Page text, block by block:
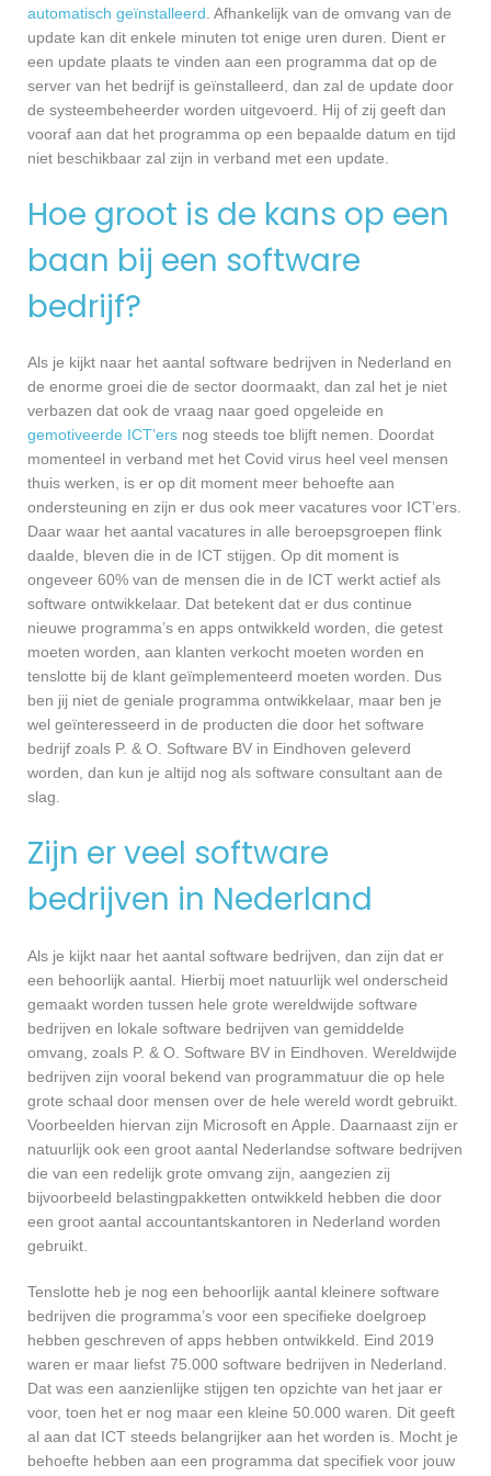
automatisch geïnstalleerd . Afhankelijk van de omvang van de
update kan dit enkele minuten tot enige uren duren. Dient er
een update plaats te vinden aan een programma dat op de
server van het bedrijf is geïnstalleerd, dan zal de update door
de systeembeheerder worden uitgevoerd. Hij of zij geeft dan
vooraf aan dat het programma op een bepaalde datum en tijd
niet beschikbaar zal zijn in verband met een update.
Hoe groot is de kans op een
baan bij een software
bedrijf?
Als je kijkt naar het aantal software bedrijven in Nederland en
de enorme groei die de sector doormaakt, dan zal het je niet
verbazen dat ook de vraag naar goed opgeleide en
gemotiveerde ICT’ers nog steeds toe blijft nemen. Doordat
momenteel in verband met het Covid virus heel veel mensen
thuis werken, is er op dit moment meer behoefte aan
ondersteuning en zijn er dus ook meer vacatures voor ICT’ers.
Daar waar het aantal vacatures in alle beroepsgroepen flink
daalde, bleven die in de ICT stijgen. Op dit moment is
ongeveer 60% van de mensen die in de ICT werkt actief als
software ontwikkelaar. Dat betekent dat er dus continue
nieuwe programma’s en apps ontwikkeld worden, die getest
moeten worden, aan klanten verkocht moeten worden en
tenslotte bij de klant geïmplementeerd moeten worden. Dus
ben jij niet de geniale programma ontwikkelaar, maar ben je
wel geïnteresseerd in de producten die door het software
bedrijf zoals P. & O. Software BV in Eindhoven geleverd
worden, dan kun je altijd nog als software consultant aan de
slag.
Zijn er veel software
bedrijven in Nederland
Als je kijkt naar het aantal software bedrijven, dan zijn dat er
een behoorlijk aantal. Hierbij moet natuurlijk wel onderscheid
gemaakt worden tussen hele grote wereldwijde software
bedrijven en lokale software bedrijven van gemiddelde
omvang, zoals P. & O. Software BV in Eindhoven. Wereldwijde
bedrijven zijn vooral bekend van programmatuur die op hele
grote schaal door mensen over de hele wereld wordt gebruikt.
Voorbeelden hiervan zijn Microsoft en Apple. Daarnaast zijn er
natuurlijk ook een groot aantal Nederlandse software bedrijven
die van een redelijk grote omvang zijn, aangezien zij
bijvoorbeeld belastingpakketten ontwikkeld hebben die door
een groot aantal accountantskantoren in Nederland worden
gebruikt.
Tenslotte heb je nog een behoorlijk aantal kleinere software
bedrijven die programma’s voor een specifieke doelgroep
hebben geschreven of apps hebben ontwikkeld. Eind 2019
waren er maar liefst 75.000 software bedrijven in Nederland.
Dat was een aanzienlijke stijgen ten opzichte van het jaar er
voor, toen het er nog maar een kleine 50.000 waren. Dit geeft
al aan dat ICT steeds belangrijker aan het worden is. Mocht je
behoefte hebben aan een programma dat specifiek voor jouw